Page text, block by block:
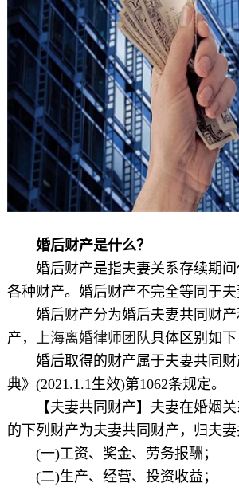
婚后财产是什么？
婚后财产是指夫妻关系存续期间
各种财产。婚后财产不完全等同于夫
婚后财产分为婚后夫妻共同财产
产， 上海离婚律师团队具体区别如下
婚后取得的财产属于夫妻共同财
典》(2021.1.1生效)第1062条规定。
【夫妻共同财产】夫妻在婚姻关
的下列财产为夫妻共同财产，归夫
(一)工资、奖金、劳务报酬；
(二)生产、经营、投资收益；